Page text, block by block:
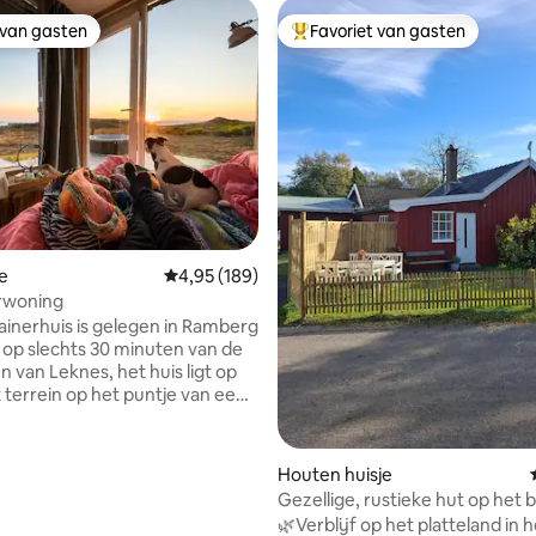
van 4,93 op 5, 43 recensies
gasten
gasten
Gemiddelde beoordeling van 4,95 op 5, 189
4,95 (189)
is gelegen in Ramberg
slechts 30 minuten van de
van Leknes, het huis ligt op
op het puntje van een
Topfavoriet van gasten
Favoriet van gasten
Houten huisje
Gezellige, rustieke hut op het
in Oslo
🌿Verblijf op het platteland in